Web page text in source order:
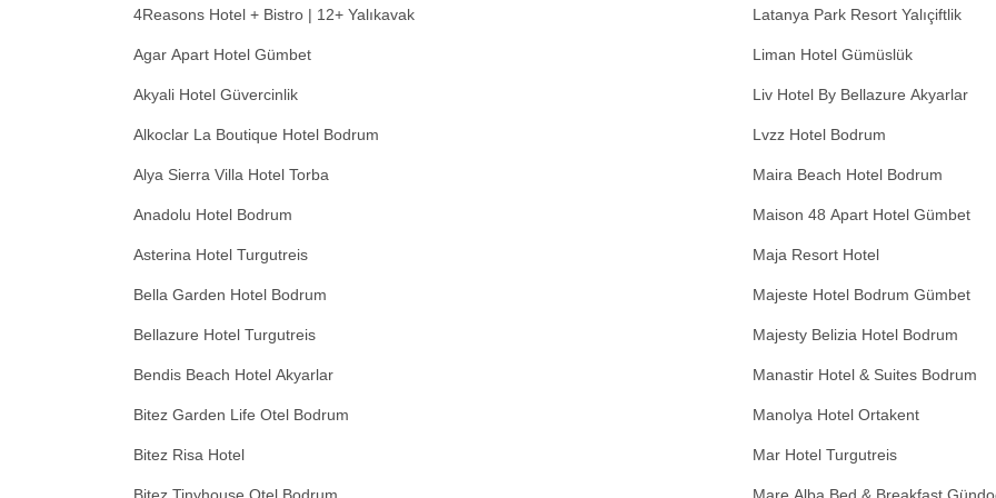
4Reasons Hotel + Bistro | 12+ Yalıkavak
Agar Apart Hotel Gümbet
Akyali Hotel Güvercinlik
Alkoclar La Boutique Hotel Bodrum
Alya Sierra Villa Hotel Torba
Anadolu Hotel Bodrum
Asterina Hotel Turgutreis
Bella Garden Hotel Bodrum
Bellazure Hotel Turgutreis
Bendis Beach Hotel Akyarlar
Bitez Garden Life Otel Bodrum
Bitez Risa Hotel
Latanya Park Resort Yalıçiftlik
Liman Hotel Gümüslük
Liv Hotel By Bellazure Akyarlar
Lvzz Hotel Bodrum
Maira Beach Hotel Bodrum
Maison 48 Apart Hotel Gümbet
Maja Resort Hotel
Majeste Hotel Bodrum Gümbet
Majesty Belizia Hotel Bodrum
Manastir Hotel & Suites Bodrum
Manolya Hotel Ortakent
Mar Hotel Turgutreis